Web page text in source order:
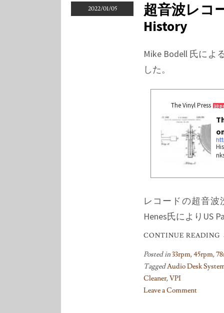
2022/01/05
超音波レコ
History
Mike Bodell 氏によ
した。
The Vinyl Press 10
レコードの超音波
Henes氏によりUS
CONTINUE READING
Posted in33rpm,45rpm,
TaggedAudio Desk
Cleaner,VPI
Leave a Comment